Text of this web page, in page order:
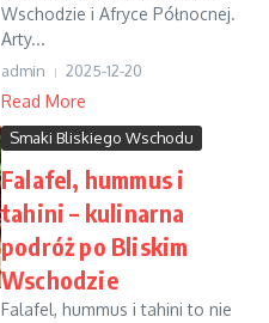
Wschodzie i Afryce Północnej.
Arty...
admin 2025-12-20
Read More
Smaki Bliskiego Wschodu
Falafel, hummus i
tahini – kulinarna
podróż po Bliskim
Wschodzie
Falafel, hummus i tahini to nie